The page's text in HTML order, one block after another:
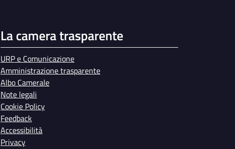
La camera trasparente
URP e Comunicazione
Amministrazione trasparente
Albo Camerale
Note legali
Cookie Policy
Feedback
Accessibilità
Privacy